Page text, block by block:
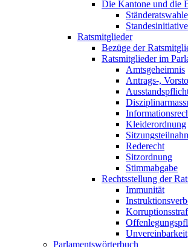
Die Kantone und die
Ratsmitglieder
Bezüge der
Ratsmitglieder im
Amtsgeheimnis
Antrags-,
Kleiderordnung
Rederecht
Sitzordnung
Stimmabgabe
Rechtsstellung der
Immunität
Unvereinbarkeit
Parlamentswörterbuch